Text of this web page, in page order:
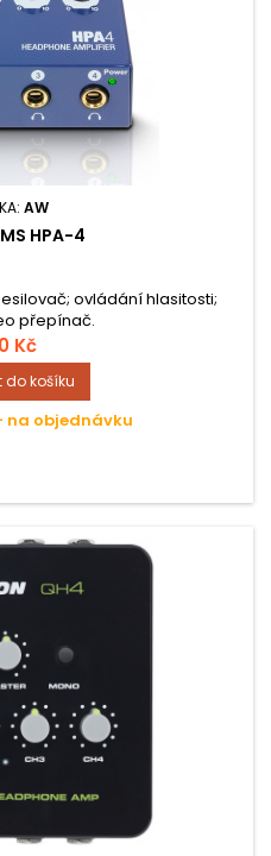
AW
HPA-4
ovládání hlasitosti;
přepínač.
Kč
do košíku
na objednávku